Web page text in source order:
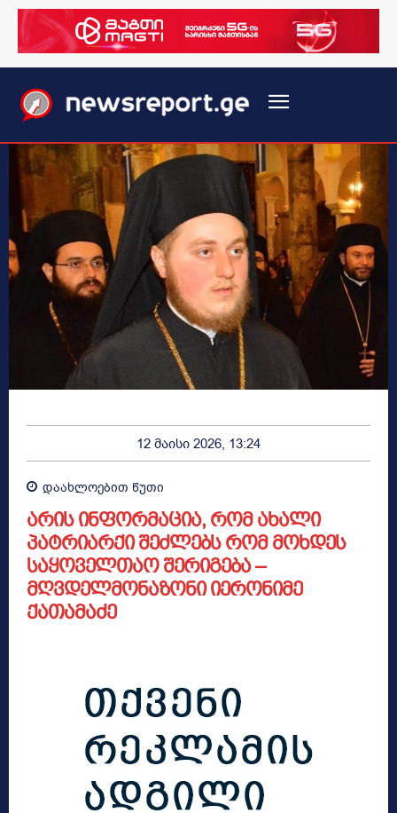
12 მაისი 2026, 13:24
დაახლოებით წუთი
არის ინფორმაცია, რომ ახალი
პატრიარქი შეძლებს რომ მოხდეს
საყოველთაო შერიგება –
მღვდელმონაზონი იერონიმე
ქათამაძე